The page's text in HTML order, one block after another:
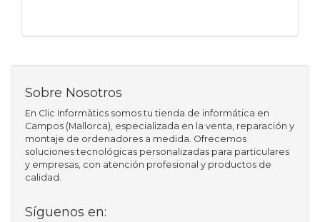
Sobre Nosotros
En Clic Informàtics somos tu tienda de informática en
Campos (Mallorca), especializada en la venta, reparación y
montaje de ordenadores a medida. Ofrecemos
soluciones tecnológicas personalizadas para particulares
y empresas, con atención profesional y productos de
calidad.
Síguenos en: